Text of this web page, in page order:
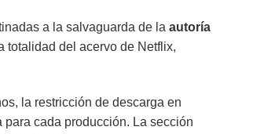
a la salvaguarda de la autoría
totalidad del acervo de Netflix,
la restricción de descarga en
para cada producción. La sección